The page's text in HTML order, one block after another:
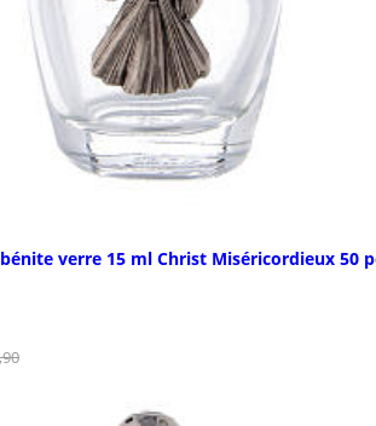
verre 15 ml Christ Miséricordieux 50